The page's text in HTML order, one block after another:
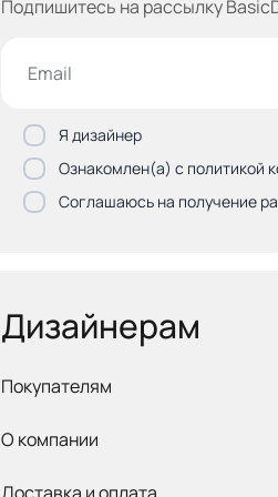
Подпишитесь на рассылку
Я дизайнер
Ознакомлен(а) с политикой
Соглашаюсь на получение
Дизайнерам
Покупателям
О компании